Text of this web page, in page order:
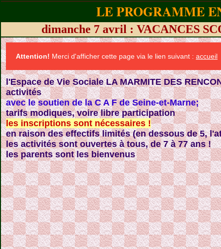
LE PROGRAMME
dimanche 7 avril : VACANCES
Attention! Merci d'afficher cette page via le lien suivant : accueil
l'Espace de Vie Sociale LA MARMITE DES
activités
avec le soutien de la C A F de Seine-et-Marne;
tarifs modiques, voire libre participation
les inscriptions sont nécessaires !
en raison des effectifs limités (en dessous de 5,
les activités sont ouvertes à tous, de 7 à 77 ans !
les parents sont les bienvenus